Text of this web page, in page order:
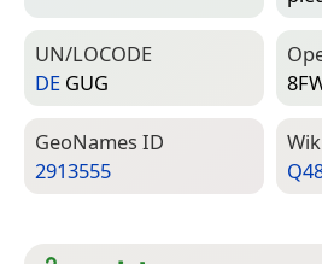
UN/LOCODE
DE GUG
Geo­Names ID
2913555